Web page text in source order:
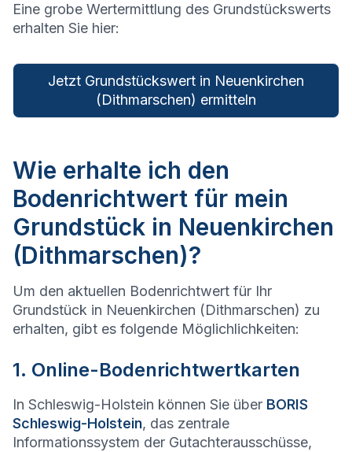
Eine grobe Wertermittlung des Grundstückswerts
erhalten Sie hier:
Jetzt Grundstückswert in Neuenkirchen
(Dithmarschen) ermitteln
Wie erhalte ich den
Bodenrichtwert für mein
Grundstück in Neuenkirchen
(Dithmarschen)?
Um den aktuellen Bodenrichtwert für Ihr
Grundstück in Neuenkirchen (Dithmarschen) zu
erhalten, gibt es folgende Möglichlichkeiten:
1. Online-Bodenrichtwertkarten
In Schleswig-Holstein können Sie über BORIS
Schleswig-Holstein, das zentrale
Informationssystem der Gutachterausschüsse,